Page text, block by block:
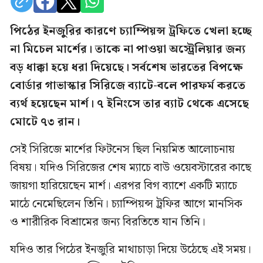
পিঠের ইনজুরির কারণে চ্যাম্পিয়ন্স ট্রফিতে খেলা হচ্ছে
না মিচেল মার্শের। তাকে না পাওয়া অস্ট্রেলিয়ার জন্য
বড় ধাক্কা হয়ে ধরা দিয়েছে। সর্বশেষ ভারতের বিপক্ষে
বোর্ডার গাভাস্কার সিরিজে ব্যাটে-বলে পারফর্ম করতে
ব্যর্থ হয়েছেন মার্শ। ৭ ইনিংসে তার ব্যাট থেকে এসেছে
মোটে ৭৩ রান।
সেই সিরিজে মার্শের ফিটনেস ছিল নিয়মিত আলোচনায়
বিষয়। যদিও সিরিজের শেষ ম্যাচে বাউ ওয়েবস্টারের কাছে
জায়গা হারিয়েছেন মার্শ। এরপর বিগ ব্যাশে একটি ম্যাচে
মাঠে নেমেছিলেন তিনি। চ্যাম্পিয়ন্স ট্রফির আগে মানসিক
ও শারীরিক বিশ্রামের জন্য বিরতিতে যান তিনি।
যদিও তার পিঠের ইনজুরি মাথাচাড়া দিয়ে উঠেছে এই সময়।